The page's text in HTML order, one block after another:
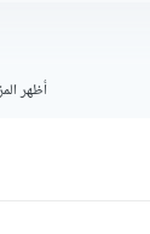
أظهر